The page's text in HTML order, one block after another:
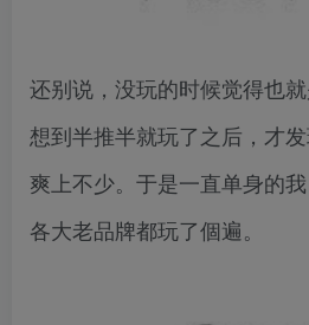
还别说，没玩的时候觉得也
想到半推半就玩了之后，才
爽上不少。于是一直单身的
各大老品牌都玩了個遍。